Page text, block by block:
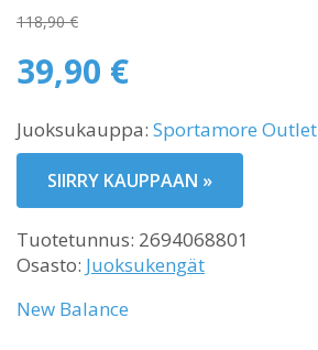
118,90€
Alkuperäinen
hinta
118,90 €.
39,90 €
hinta
on:
39,90 €.
Juoksukauppa: Sportamore Outlet
SIIRRY KAUPPAAN »
Tuotetunnus: 2694068801
Osasto: Juoksukengät
New Balance